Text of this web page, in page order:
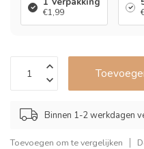
€1,99
Binnen 1-2 werkdagen
Toevoegen om te vergelijken